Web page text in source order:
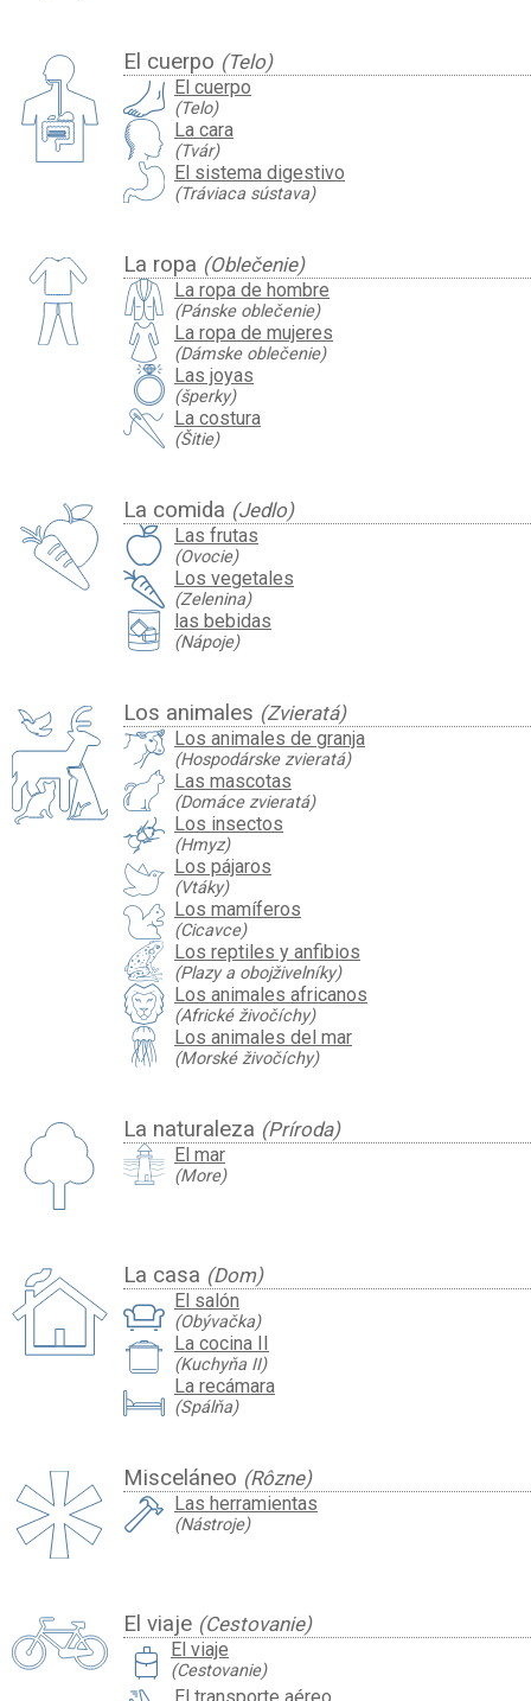
El cuerpo (Telo)
El cuerpo
(Telo)
La cara
(Tvár)
El sistema digestivo
(Tráviaca sústava)
La ropa (Oblečenie)
La ropa de hombre
(Pánske oblečenie)
La ropa de mujeres
(Dámske oblečenie)
Las joyas
(šperky)
La costura
(Šitie)
La comida (Jedlo)
Las frutas
(Ovocie)
Los vegetales
(Zelenina)
las bebidas
(Nápoje)
Los animales (Zvieratá)
Los animales de granja
(Hospodárske zvieratá)
Las mascotas
(Domáce zvieratá)
Los insectos
(Hmyz)
Los pájaros
(Vtáky)
Los mamíferos
(Cicavce)
Los reptiles y anfibios
(Plazy a obojživelníky)
Los animales africanos
(Africké živočíchy)
Los animales del mar
(Morské živočíchy)
La naturaleza (Príroda)
El mar
(More)
La casa (Dom)
El salón
(Obývačka)
La cocina II
(Kuchyňa II)
La recámara
(Spálňa)
Misceláneo (Rôzne)
Las herramientas
(Nástroje)
El viaje (Cestovanie)
travel_luggage_and_bags El viaje
(Cestovanie)
El transporte aéreo